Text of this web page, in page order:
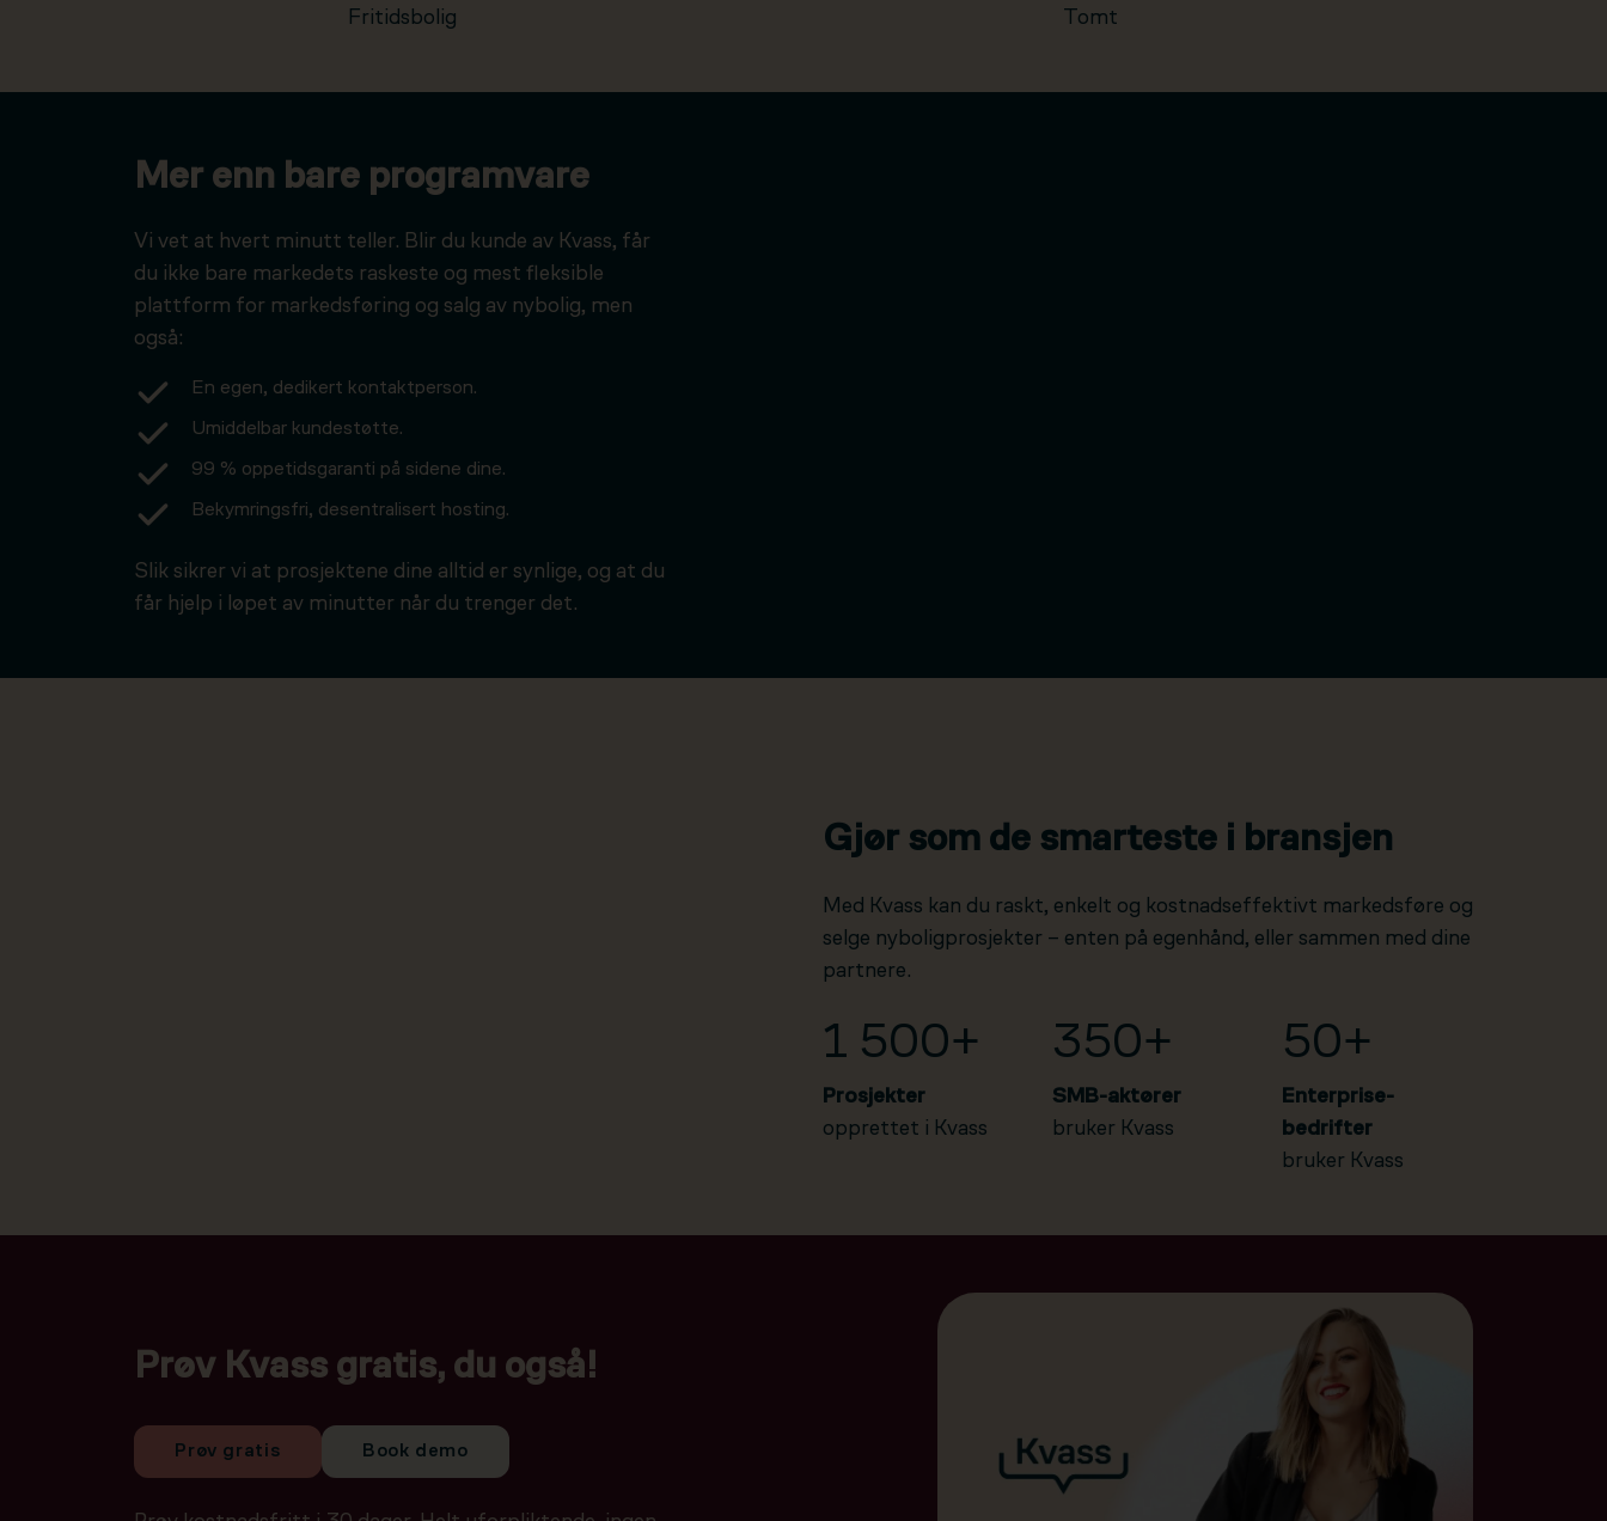
Fritidsbolig
Tomt
Mer enn bare programvare
Vi vet at hvert minutt teller. Blir du kunde av Kvass, får
du ikke bare markedets raskeste og mest fleksible
plattform for markedsføring og salg av nybolig, men
også:
En egen, dedikert kontaktperson.
Umiddelbar kundestøtte.
99 % oppetidsgaranti på sidene dine.
Bekymringsfri, desentralisert hosting.
Slik sikrer vi at prosjektene dine alltid er synlige, og at du
får hjelp i løpet av minutter når du trenger det.
Gjør som de smarteste i bransjen
Med Kvass kan du raskt, enkelt og kostnadseffektivt markedsføre og
selge nyboligprosjekter – enten på egenhånd, eller sammen med dine
partnere.
1 500+
Prosjekter
opprettet i Kvass
350+
SMB-aktører
bruker Kvass
50+
Enterprise-
bedrifter
bruker Kvass
Prøv Kvass gratis, du også!
Prøv gratis Book demo